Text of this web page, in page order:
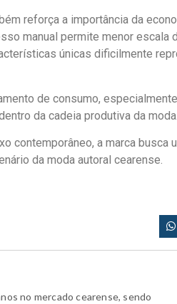
reforça a importância da
manual permite menor escala
únicas dificilmente
de consumo,
da cadeia produtiva da moda.
contemporâneo, a marca busca
da moda autoral cearense.
no mercado cearense, sendo